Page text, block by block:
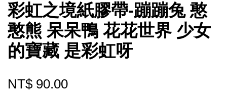
彩虹之境紙膠帶-蹦蹦兔 憨
憨熊 呆呆鴨 花花世界 少女
的寶藏 是彩虹呀
NT$ 90.00